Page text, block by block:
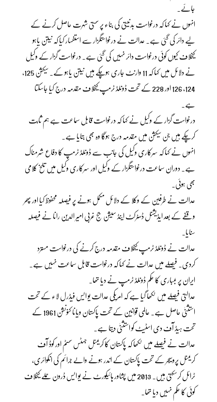
جائے۔
انہوں نے کہا کہ درخواست بدنیتی کی بناء پر سستی شہرت حاصل کرنے کے
لیے دائر کی گئی ہے۔ عدالت نے درخواستگزار سے استفسار کیا کہ نیتن یاہو
کیخلاف کیوں کوئی درخواست دائر نہیں کی گئی ہے۔ درخواست گزار کے وکیل
نے دلائل میں کہا کہ 11 وارنٹ جاری ہوچکے ہیں نیتن یاہو کے۔ سیکشن 125،
124، 126 اور 228 کے تحت ڈونلڈ ٹرمپ کیخلاف مقدمہ درج کیا جاسکتا
ہے۔
درخواست گزار کے وکیل نے کہا کہ درخواست قابل سماعت ہے ہم ثابت
کرچکے ہیں جن سیکشن میں مقدمہ درج ہوگا وہ بھی بتایا ہے۔
انہوں نے کہا کہ سرکاری وکیل کی جانب سے ڈونلڈ ٹرمپ کا دفاع شرمناک
ہے۔ دوران سماعت درخواستگزار کے وکیل اور سرکاری وکیل میں تلخ کلامی
بھی ہوئی۔
عدالت نے طرفین کے وکلا کے دلائل مکمل ہونے پر فیصلہ محفوظ کیا اور پھر
وقفے کے بعد ایڈیشنل ڈسٹرکٹ اینڈ سیشن جج غربی امیر الدین رانا نے فیصلہ
سنایا۔
عدالت نے ڈونلڈ ٹرمپ کیخلاف مقدمہ درج کرنے کی درخواست مسترد
کردی۔ فیصلے میں عدالت نے کہا کہ درخواست قابل سماعت نہیں ہے۔
ایران پر بمباری کا حکم ڈونلڈ ٹرمپ نے دیا تھا۔
عدالتی فیصلے میں لکھا گیا ہے کہ امریکی عدالت یو ایس فیڈرل لاء کے تحت
استثنیٰ حاصل ہے۔ عالمی قوانین کے تحت پاکستان ویانا کنونشن 1961 کے
تحت ہیڈ آف دی اسٹیٹ کو استثنیٰ دیتا ہے۔
عدالت نے فیصلے میں لکھا کہ پاکستان کا کریمنل جسٹس سسٹم اور کوڈ آف
کریمنل پروسیجر کے تحت پاکستان کے اندر ہونے والے جرائم کی انکوائری،
ٹرائل کرسکتی ہیں۔ 2013 میں پشاور ہائیکورٹ نے یو ایس ڈرون حملے کیخلاف
کوئی کا حکم نہیں دیا تھا۔